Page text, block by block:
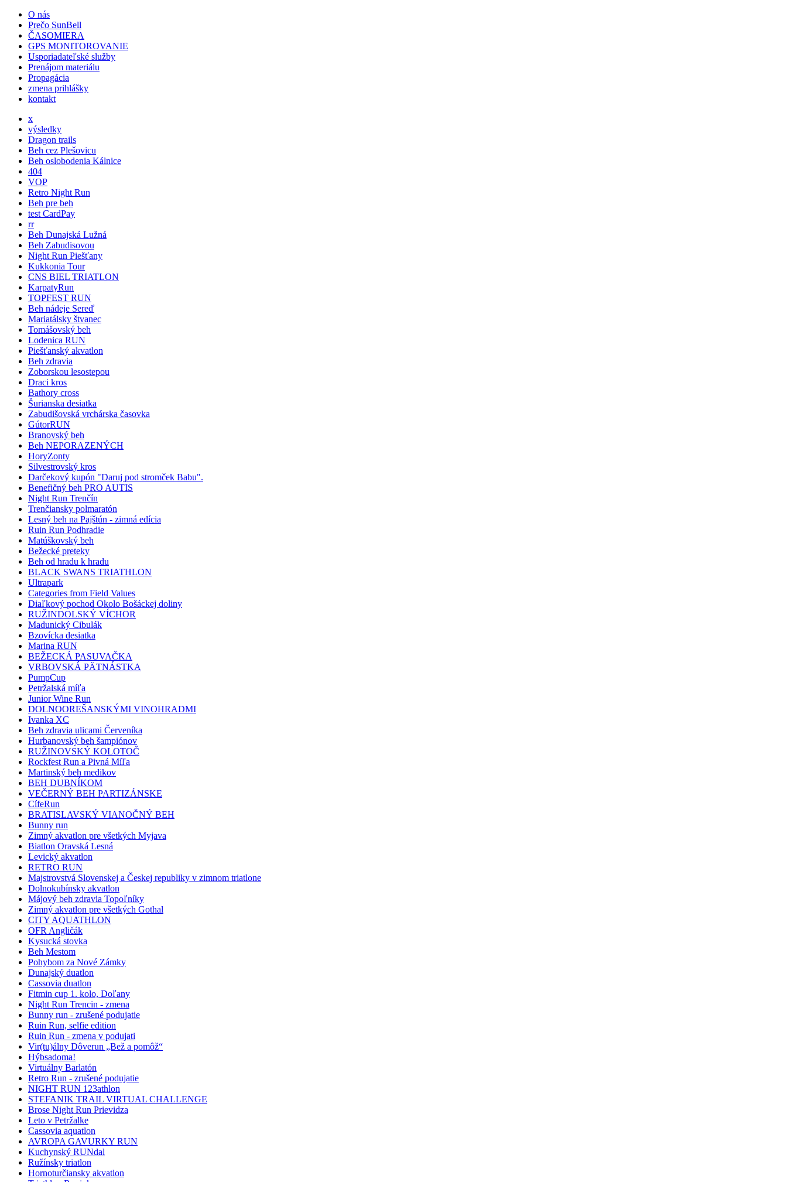
O nás
Prečo SunBell
ČASOMIERA
GPS MONITOROVANIE
Usporiadateľské služby
Prenájom materiálu
Propagácia
zmena prihlášky
kontakt
x
výsledky
Dragon trails
Beh cez Plešovicu
Beh oslobodenia Kálnice
404
VOP
Retro Night Run
Beh pre beh
test CardPay
rr
Beh Dunajská Lužná
Beh Zabudisovou
Night Run Piešťany
Kukkonia Tour
CNS BIEL TRIATLON
KarpatyRun
TOPFEST RUN
Beh nádeje Sereď
Mariatálsky štvanec
Tomášovský beh
Lodenica RUN
Piešťanský akvatlon
Beh zdravia
Zoborskou lesostepou
Draci kros
Bathory cross
Šurianska desiatka
Zabudišovská vrchárska časovka
GútorRUN
Branovský beh
Beh NEPORAZENÝCH
HoryZonty
Silvestrovský kros
Darčekový kupón "Daruj pod stromček Babu".
Benefičný beh PRO AUTIS
Night Run Trenčín
Trenčiansky polmaratón
Lesný beh na Pajštún - zimná edícia
Ruin Run Podhradie
Matúškovský beh
Bežecké preteky
Beh od hradu k hradu
BLACK SWANS TRIATHLON
Ultrapark
Categories from Field Values
Diaľkový pochod Okolo Bošáckej doliny
RUŽINDOLSKÝ VÍCHOR
Madunický Cibulák
Bzovícka desiatka
Marina RUN
BEŽECKÁ PASUVAČKA
VRBOVSKÁ PÄTNÁSTKA
PumpCup
Petržalská míľa
Junior Wine Run
DOLNOOREŠANSKÝMI VINOHRADMI
Ivanka XC
Beh zdravia ulicami Červeníka
Hurbanovský beh šampiónov
RUŽINOVSKÝ KOLOTOČ
Rockfest Run a Pivná Míľa
Martinský beh medikov
BEH DUBNÍKOM
VEČERNÝ BEH PARTIZÁNSKE
CífeRun
BRATISLAVSKÝ VIANOČNÝ BEH
Bunny run
Zimný akvatlon pre všetkých Myjava
Biatlon Oravská Lesná
Levický akvatlon
RETRO RUN
Majstrovstvá Slovenskej a Českej republiky v zimnom triatlone
Dolnokubínsky akvatlon
Májový beh zdravia Topoľníky
Zimný akvatlon pre všetkých Gothal
CITY AQUATHLON
OFR Angličák
Kysucká stovka
Beh Mestom
Pohybom za Nové Zámky
Dunajský duatlon
Cassovia duatlon
Fitmin cup 1. kolo, Doľany
Night Run Trencin - zmena
Bunny run - zrušené podujatie
Ruin Run, selfie edition
Ruin Run - zmena v podujati
Vir(tu)álny Dôverun „Bež a pomôž“
Hýbsadoma!
Virtuálny Barlatón
Retro Run - zrušené podujatie
NIGHT RUN 123athlon
STEFANIK TRAIL VIRTUAL CHALLENGE
Brose Night Run Prievidza
Leto v Petržalke
Cassovia aquatlon
AVROPA GAVURKY RUN
Kuchynský RUNdal
Ružínsky triatlon
Hornoturčiansky akvatlon